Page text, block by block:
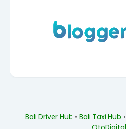
Bali Driver Hub • Bali Taxi Hub •
OtoDigital